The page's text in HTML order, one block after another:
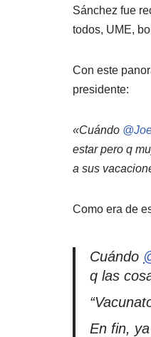
Sánchez fue
todos, UME,
Con este
presidente:
«Cuándo
estar pero q
a sus
Como era de
Cuándo
q las
En fin,